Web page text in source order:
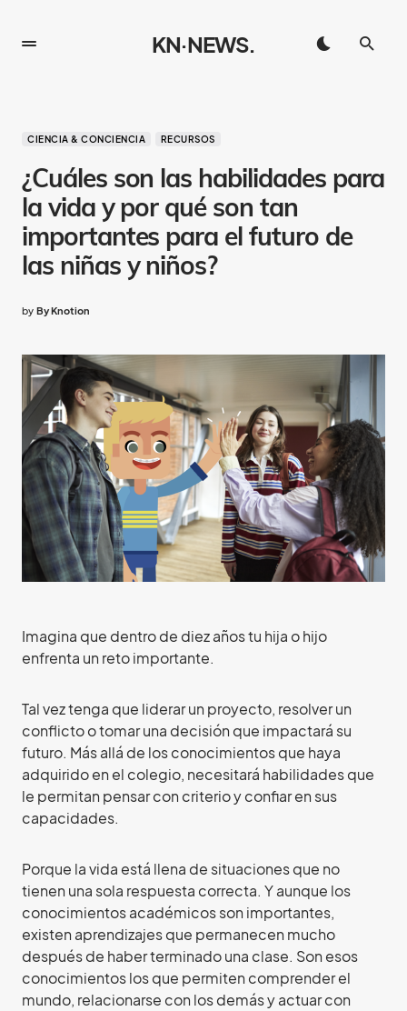
KN·NEWS.
CIENCIA & CONCIENCIA RECURSOS
¿Cuáles son las habilidades para
la vida y por qué son tan
importantes para el futuro de
las niñas y niños?
by By Knotion
Imagina que dentro de diez años tu hija o hijo
enfrenta un reto importante.
Tal vez tenga que liderar un proyecto, resolver un
conflicto o tomar una decisión que impactará su
futuro. Más allá de los conocimientos que haya
adquirido en el colegio, necesitará habilidades que
le permitan pensar con criterio y confiar en sus
capacidades.
Porque la vida está llena de situaciones que no
tienen una sola respuesta correcta. Y aunque los
conocimientos académicos son importantes,
existen aprendizajes que permanecen mucho
después de haber terminado una clase. Son esos
conocimientos los que permiten comprender el
mundo, relacionarse con los demás y actuar con